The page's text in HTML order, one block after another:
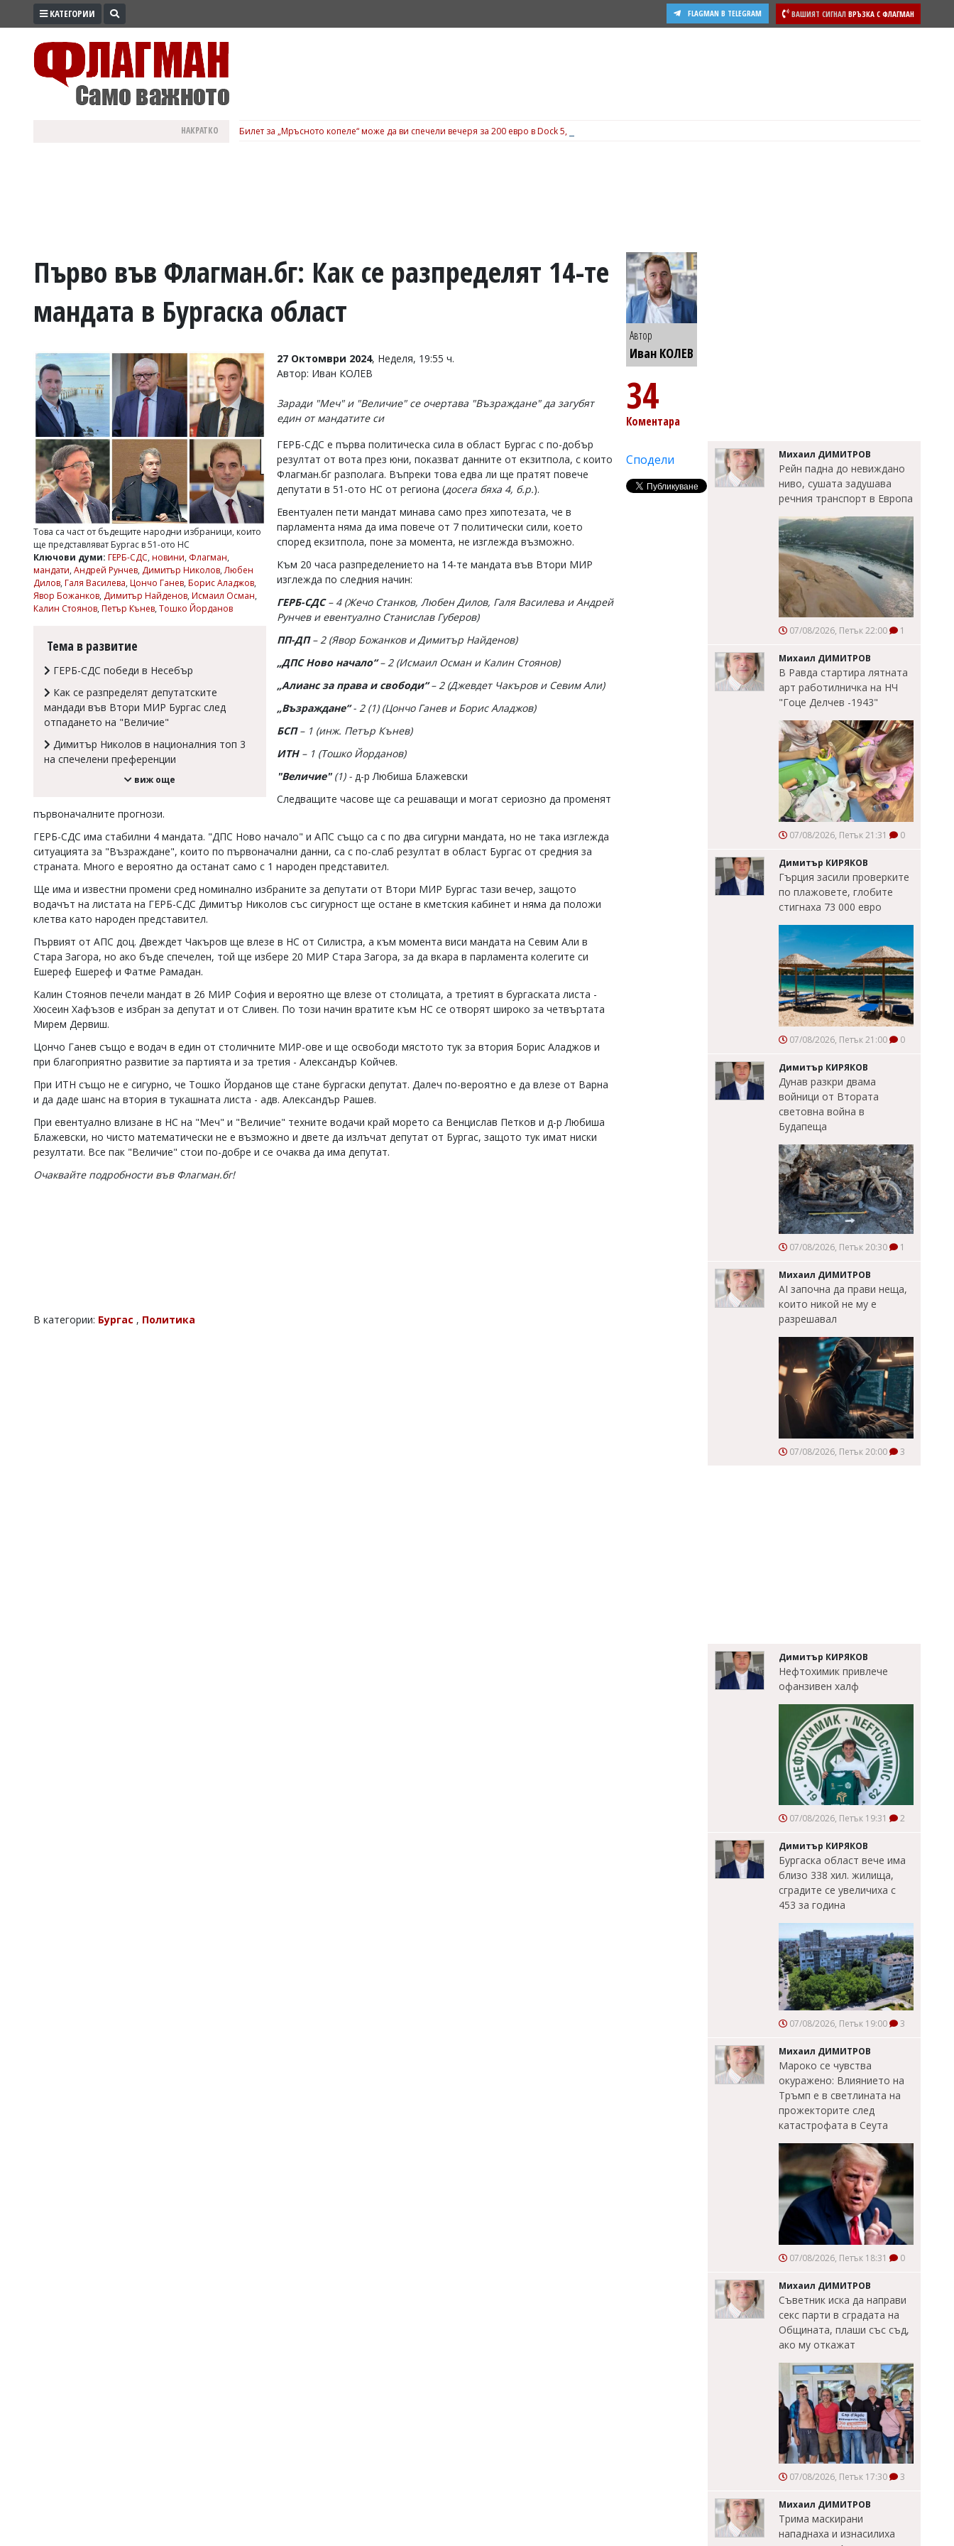
ПРОМО
ВОЙНАТА
УКРАЙНА
РАЗСЛЕДВАНЕ
БИЗНЕС
Управители:
Веселин
Василев,
v.vasilev@flagman.bg
Касабова,
k.kassabova@flagman.bg
Главен
редактор:
Колев,
Коментарите
въвеждат
читателите
редакцията
откриете
обиден
коментар,
сигнализирайте
КАТЕГОРИИ ВАШИЯТ СИГНАЛ ВРЪЗКА С ФЛАГМАН
FLAGMAN В TELEGRAM
НАКРАТКО Билет за „Мръсното копеле“ може да ви спечели вечеря за 200 евро в Dock 5, вижте подробности
Първо във Флагман.бг: Как се разпределят 14-те
мандата в Бургаска област
Това са част от бъдещите народни избраници, които
ще представляват Бургас в 51-ото НС
Ключови думи: ГЕРБ-СДС, новини, Флагман,
мандати, Андрей Рунчев, Димитър Николов,Любен
Дилов, Галя Василева, Цончо Ганев, Борис Аладжов,
Явор Божанков, Димитър Найденов, Исмаил Осман,
Калин Стоянов, Петър Кънев, Тошко Йорданов
Тема в развитие
ГЕРБ-СДС победи в Несебър
Как се разпределят депутатските
мандади във Втори МИР Бургас след
отпадането на "Величие"
Димитър Николов в националния топ 3
на спечелени преференции
виж още
27 Октомври 2024, Неделя, 19:55 ч.
Автор: Иван КОЛЕВ
Заради "Меч" и "Величие" се очертава "Възраждане" да загубят
един от мандатите си
ГЕРБ-СДС е първа политическа сила в област Бургас с по-добър
резултат от вота през юни, показват данните от екзитпола, с които
Флагман.бг разполага. Въпреки това едва ли ще пратят повече
депутати в 51-ото НС от региона (досега бяха 4, б.р.).
Евентуален пети мандат минава само през хипотезата, че в
парламента няма да има повече от 7 политически сили, което
според екзитпола, поне за момента, не изглежда възможно.
Към 20 часа разпределението на 14-те мандата във Втори МИР
изглежда по следния начин:
ГЕРБ-СДС– 4 (Жечо Станков, Любен Дилов, Галя Василева и Андрей
Рунчев и евентуално Станислав Губеров)
ПП-ДП– 2(Явор Божанков и Димитър Найденов)
„ДПС Ново начало“– 2(Исмаил Осман и Калин Стоянов)
„Алианс за права и свободи“– 2(Джевдет Чакъров и Севим Али)
„Възраждане“- 2 (1)(Цончо Ганев и Борис Аладжов)
БСП– 1 (инж. Петър Кънев)
ИТН– 1 (Тошко Йорданов)
"Величие" (1) - д-р Любиша Блажевски
Следващите часове ще са решаващи и могат сериозно да променят
първоначалните прогнози.
ГЕРБ-СДС има стабилни 4 мандата. "ДПС Ново начало" и АПС също са с по два сигурни мандата, но не така изглежда
ситуацията за "Възраждане", които по първоначални данни, са с по-слаб резултат в област Бургас от средния за
страната. Много е вероятно да останат само с 1 народен представител.
Ще има и известни промени сред номинално избраните за депутати от Втори МИР Бургас тази вечер, защото
водачът на листата на ГЕРБ-СДС Димитър Николов със сигурност ще остане в кметския кабинет и няма да положи
клетва като народен представител.
Първият от АПС доц. Двеждет Чакъров ще влезе в НС от Силистра, а към момента виси мандата на Севим Али в
Стара Загора, но ако бъде спечелен, той ще избере 20 МИР Стара Загора, за да вкара в парламента колегите си
Ешереф Ешереф и Фатме Рамадан.
Калин Стоянов печели мандат в 26 МИР София и вероятно ще влезе от столицата, а третият в бургаската листа -
Хюсеин Хафъзов е избран за депутат и от Сливен. По този начин вратите към НС се отворят широко за четвъртата
Мирем Дервиш.
Цончо Ганев също е водач в един от столичните МИР-ове и ще освободи мястото тук за втория Борис Аладжов и
при благоприятно развитие за партията и за третия - Александър Койчев.
При ИТН също не е сигурно, че Тошко Йорданов ще стане бургаски депутат. Далеч по-вероятно е да влезе от Варна
и да даде шанс на втория в тукашната листа - адв. Александър Рашев.
При евентуално влизане в НС на "Меч" и "Величие" техните водачи край морето са Венцислав Петков и д-р Любиша
Блажевски, но чисто математически не е възможно и двете да излъчат депутат от Бургас, защото тук имат ниски
резултати. Все пак "Величие" стои по-добре и се очаква да има депутат.
Очаквайте подробности във Флагман.бг!
В категории: Бургас , Политика
Автор
Иван КОЛЕВ
34
Коментара
Сподели Михаил ДИМИТРОВ
Рейн падна до невиждано
ниво, сушата задушава
речния транспорт в Европа
07/08/2026, Петък 22:00 1
Михаил ДИМИТРОВ
В Равда стартира лятната
арт работилничка на НЧ
"Гоце Делчев -1943"
07/08/2026, Петък 21:31 0
Димитър КИРЯКОВ
Гърция засили проверките
по плажовете, глобите
стигнаха 73 000 евро
07/08/2026, Петък 21:00 0
Димитър КИРЯКОВ
Дунав разкри двама
войници от Втората
световна война в
Будапеща
07/08/2026, Петък 20:30 1
Михаил ДИМИТРОВ
AI започна да прави неща,
които никой не му е
разрешавал
07/08/2026, Петък 20:00 3
Димитър КИРЯКОВ
Нефтохимик привлече
офанзивен халф
07/08/2026, Петък 19:31 2
Димитър КИРЯКОВ
Бургаска област вече има
близо 338 хил. жилища,
сградите се увеличиха с
453 за година
07/08/2026, Петък 19:00 3
Михаил ДИМИТРОВ
Мароко се чувства
окуражено: Влиянието на
Тръмп е в светлината на
прожекторите след
катастрофата в Сеута
07/08/2026, Петък 18:31 0
Михаил ДИМИТРОВ
Съветник иска да направи
секс парти в сградата на
Общината, плаши със съд,
ако му откажат
07/08/2026, Петък 17:30 3
Михаил ДИМИТРОВ
Трима маскирани
нападнаха и изнасилиха